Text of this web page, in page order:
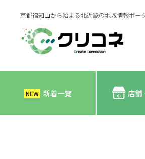
京都福知山から始まる北近畿の地域情報ポ
NEW 新着一覧 店舗